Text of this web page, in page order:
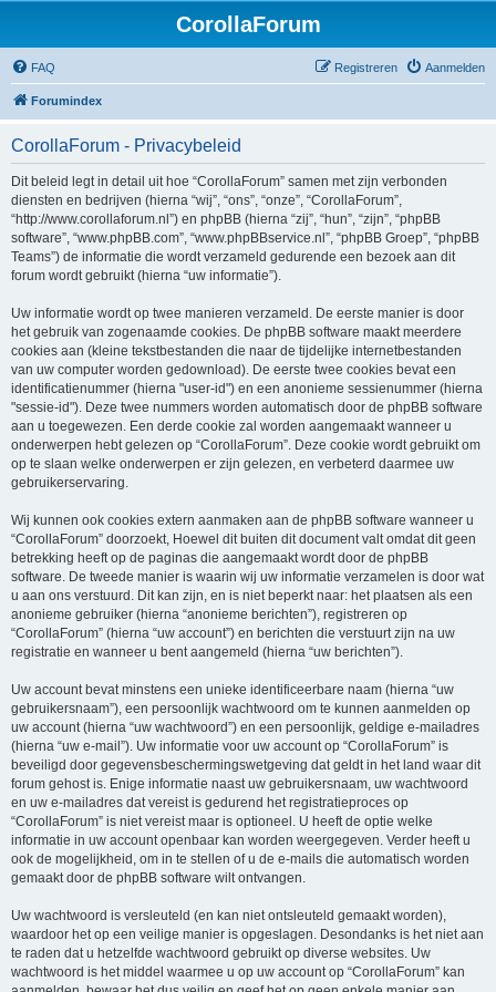
CorollaForum
FAQ Aanmelden
Registreren
Forumindex
CorollaForum - Privacybeleid
Dit beleid legt in detail uit hoe “CorollaForum” samen met zijn verbonden
diensten en bedrijven (hierna “wij”, “ons”, “onze”, “CorollaForum”,
“http://www.corollaforum.nl”) en phpBB (hierna “zij”, “hun”, “zijn”, “phpBB
software”, “www.phpBB.com”, “www.phpBBservice.nl”, “phpBB Groep”, “phpBB
Teams”) de informatie die wordt verzameld gedurende een bezoek aan dit
forum wordt gebruikt (hierna “uw informatie”).
Uw informatie wordt op twee manieren verzameld. De eerste manier is door
het gebruik van zogenaamde cookies. De phpBB software maakt meerdere
cookies aan (kleine tekstbestanden die naar de tijdelijke internetbestanden
van uw computer worden gedownload). De eerste twee cookies bevat een
identificatienummer (hierna "user-id") en een anonieme sessienummer (hierna
"sessie-id"). Deze twee nummers worden automatisch door de phpBB software
aan u toegewezen. Een derde cookie zal worden aangemaakt wanneer u
onderwerpen hebt gelezen op “CorollaForum”. Deze cookie wordt gebruikt om
op te slaan welke onderwerpen er zijn gelezen, en verbeterd daarmee uw
gebruikerservaring.
Wij kunnen ook cookies extern aanmaken aan de phpBB software wanneer u
“CorollaForum” doorzoekt, Hoewel dit buiten dit document valt omdat dit geen
betrekking heeft op de paginas die aangemaakt wordt door de phpBB
software. De tweede manier is waarin wij uw informatie verzamelen is door wat
u aan ons verstuurd. Dit kan zijn, en is niet beperkt naar: het plaatsen als een
anonieme gebruiker (hierna “anonieme berichten”), registreren op
“CorollaForum” (hierna “uw account”) en berichten die verstuurt zijn na uw
registratie en wanneer u bent aangemeld (hierna “uw berichten”).
Uw account bevat minstens een unieke identificeerbare naam (hierna “uw
gebruikersnaam”), een persoonlijk wachtwoord om te kunnen aanmelden op
uw account (hierna “uw wachtwoord”) en een persoonlijk, geldige e-mailadres
(hierna “uw e-mail”). Uw informatie voor uw account op “CorollaForum” is
beveiligd door gegevensbeschermingswetgeving dat geldt in het land waar dit
forum gehost is. Enige informatie naast uw gebruikersnaam, uw wachtwoord
en uw e-mailadres dat vereist is gedurend het registratieproces op
“CorollaForum” is niet vereist maar is optioneel. U heeft de optie welke
informatie in uw account openbaar kan worden weergegeven. Verder heeft u
ook de mogelijkheid, om in te stellen of u de e-mails die automatisch worden
gemaakt door de phpBB software wilt ontvangen.
Uw wachtwoord is versleuteld (en kan niet ontsleuteld gemaakt worden),
waardoor het op een veilige manier is opgeslagen. Desondanks is het niet aan
te raden dat u hetzelfde wachtwoord gebruikt op diverse websites. Uw
wachtwoord is het middel waarmee u op uw account op “CorollaForum” kan